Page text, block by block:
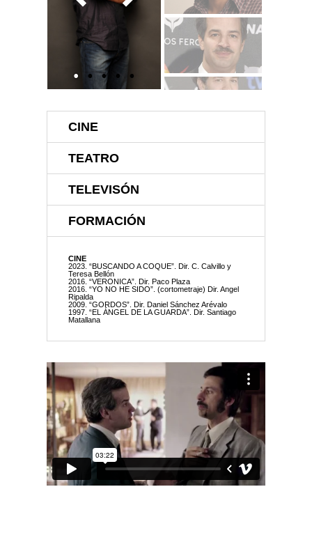
CINE
TEATRO
TELEVISÓN
FORMACIÓN
CINE
2023. “BUSCANDO A COQUE”. Dir. C. Calvillo y
Teresa Bellón
2016. “VERONICA”. Dir. Paco Plaza
2016. “YO NO HE SIDO”. (cortometraje) Dir. Angel
Ripalda
2009. “GORDOS”. Dir. Daniel Sánchez Arévalo
1997. “EL ÁNGEL DE LA GUARDA”. Dir. Santiago
Matallana